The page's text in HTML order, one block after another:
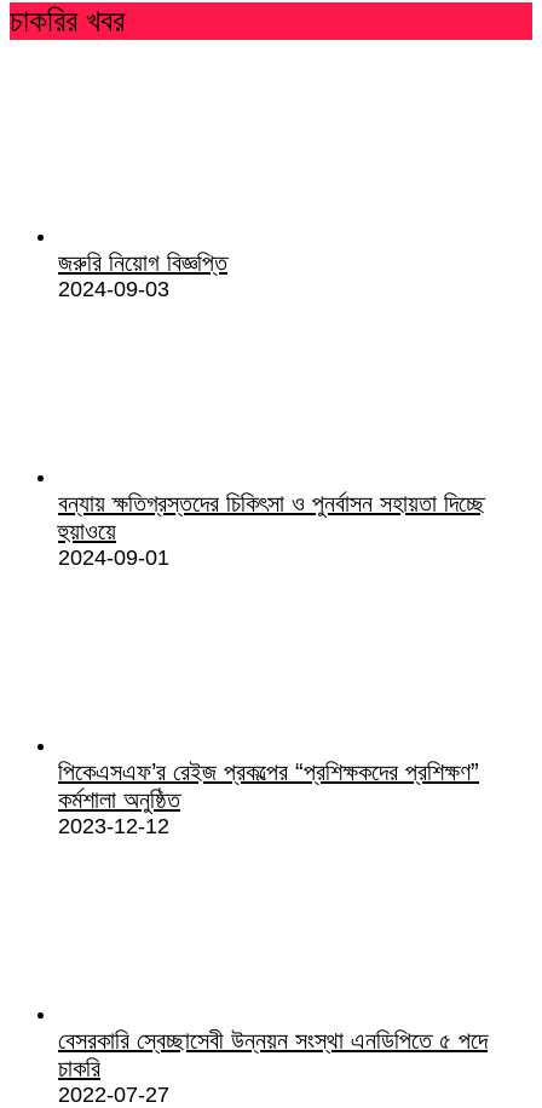
চাকরির খবর
জরুরি নিয়োগ বিজ্ঞপ্তি
2024-09-03
বন্যায় ক্ষতিগ্রস্তদের চিকিৎসা ও পুনর্বাসন সহায়তা দিচ্ছে
হুয়াওয়ে
2024-09-01
পিকেএসএফ’র রেইজ প্রকল্পের “প্রশিক্ষকদের প্রশিক্ষণ”
কর্মশালা অনুষ্ঠিত
2023-12-12
বেসরকারি স্বেচ্ছাসেবী উন্নয়ন সংস্থা এনডিপিতে ৫ পদে
চাকরি
2022-07-27